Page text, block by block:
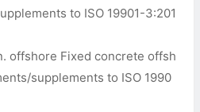
to ISO 19901-3:201
offshore Fixed concrete offsh
supplements to ISO 1990